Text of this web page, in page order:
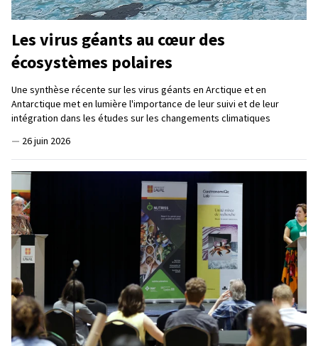
Les virus géants au cœur des
écosystèmes polaires
Une synthèse récente sur les virus géants en Arctique et en
Antarctique met en lumière l'importance de leur suivi et de leur
intégration dans les études sur les changements climatiques
— 26 juin 2026